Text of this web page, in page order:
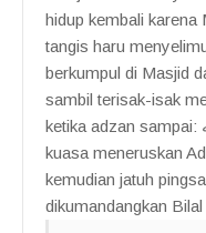
hidup kembali karena
tangis haru
berkumpul di Masjid
sambil terisak-isak
ketika adzan sampai: أشهد أن محمدا رسول الله، Bilal tak
kuasa meneruskan
kemudian jatuh
dikumandangkan